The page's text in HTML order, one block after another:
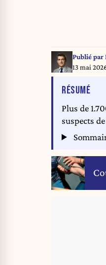
Publié par
13 mai
RÉSUMÉDE
Plus de
suspects